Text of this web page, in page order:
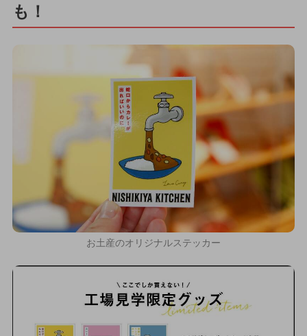
も！
お土産のオリジナルステッカー